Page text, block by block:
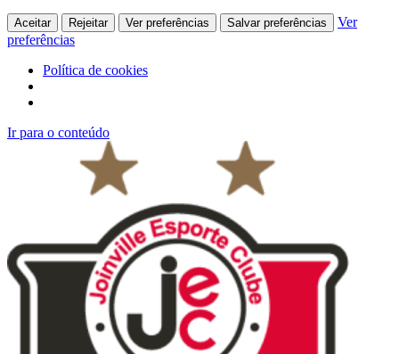
Aceitar Rejeitar Ver preferências Salvar preferências
Ver
preferências
Política de cookies
Ir para o conteúdo